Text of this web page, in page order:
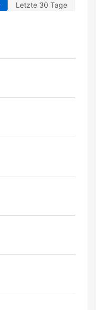
Letzte 30 Tage